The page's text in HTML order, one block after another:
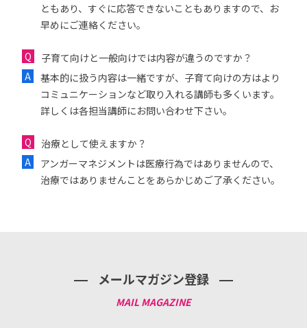
ともあり、すぐに応答できないこともありますので、お
早めにご連絡ください。
子育て向けと一般向けでは内容が違うのですか？
基本的に扱う内容は一緒ですが、子育て向けの方はより
コミュニケーションなど取り入れる講師も多くいます。
詳しくは各担当講師にお問い合わせ下さい。
治療として使えますか？
アンガーマネジメントは医療行為ではありませんので、
治療ではありませんことをあらかじめご了承ください。
メールマガジン登録